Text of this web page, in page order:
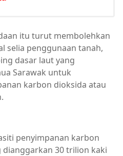
itu turut membolehkan
selia penggunaan tanah,
dasar laut yang
Sarawak untuk
karbon dioksida atau
penyimpanan karbon
dianggarkan 30 trilion kaki